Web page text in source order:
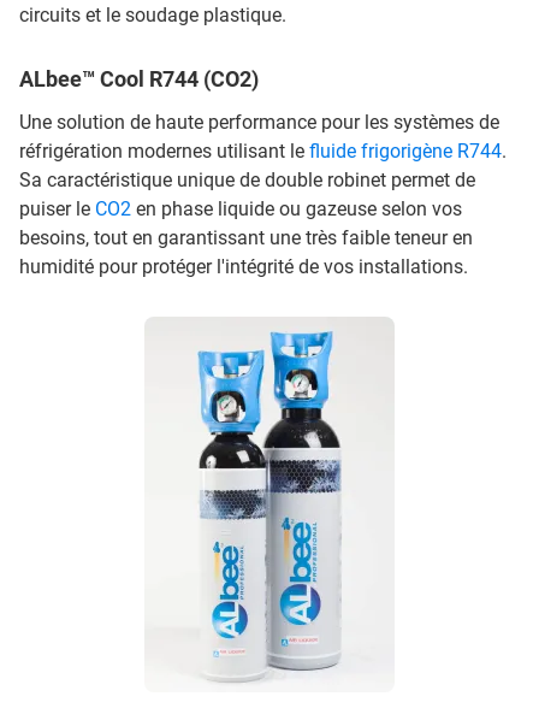
circuits et le soudage plastique.
ALbee™ Cool R744 (CO2)
Une solution de haute performance pour les systèmes de
réfrigération modernes utilisant le fluide frigorigène R744.
Sa caractéristique unique de double robinet permet de
puiser le CO2 en phase liquide ou gazeuse selon vos
besoins, tout en garantissant une très faible teneur en
humidité pour protéger l'intégrité de vos installations.